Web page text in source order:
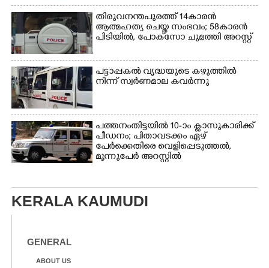
തിരുവനന്തപുരത്ത് 14കാരൻ
ആത്മഹത്യ ചെയ്ത സംഭവം; 58കാരൻ
പിടിയിൽ, പോക്‌സോ ചുമത്തി അറസ്റ്റ്
പട്ടാപ്പകൽ വൃദ്ധയുടെ കഴുത്തിൽ
നിന്ന് സ്വർണമാല കവർന്നു
പത്തനംതിട്ടയിൽ 10-ാം ക്ലാസുകാരിക്ക്
പീഡനം; പിതാവടക്കം ഏഴ്
പേർക്കെതിരെ വെളിപ്പെടുത്തൽ,
മൂന്നുപേർ അറസ്റ്റിൽ
KERALA KAUMUDI
GENERAL
ABOUT US